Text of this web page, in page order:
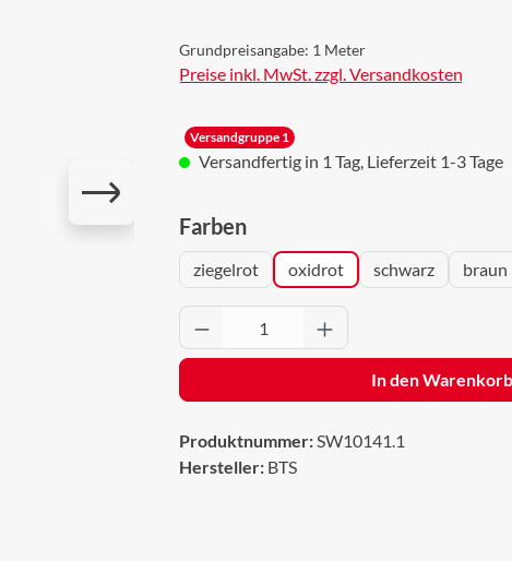
Grundpreisangabe: 1 Meter
Preise inkl. MwSt. zzgl. Versandkosten
Versandgruppe 1
Versandfertig in 1 Tag, Lieferzeit 1-3 Tage
Farbenauswählen
ziegelrot oxidrot schwarz braun
Produkt Anzahl: Gib den
In den Warenkorb
Produktnummer:SW10141.1
Hersteller: BTS